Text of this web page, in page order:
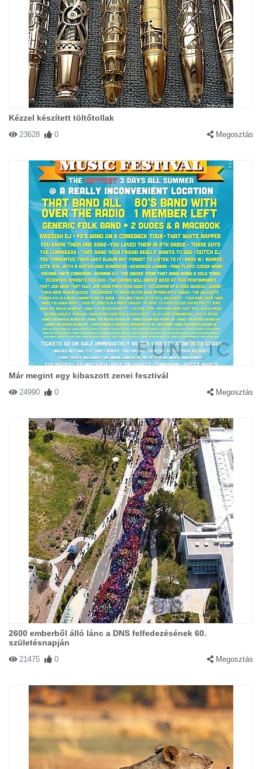
Kézzel készített töltőtollak
23628 0 Megosztás
Már megint egy kibaszott zenei fesztivál
24990 0 Megosztás
2600 emberből álló lánc a DNS felfedezésének 60.
születésnapján
21475 0 Megosztás